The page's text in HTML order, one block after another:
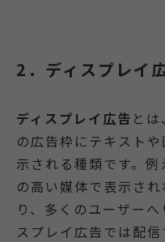
2．ディスプレイ
ディスプレイ広告 と
の広告枠にテキスト
示される種類です。
の高い媒体で表示さ
り、多くのユーザー
スプレイ広告では配